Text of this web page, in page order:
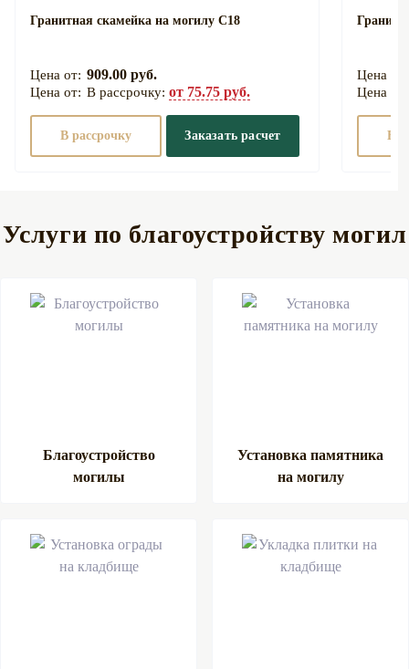
Гранитная скамейка на могилу С18
909.00 руб.
В рассрочку: от 75.75 руб.
В рассрочку Заказать расчет В
Услуги по благоустройству могил
Благоустройство
могилы
Установка памятника
на могилу